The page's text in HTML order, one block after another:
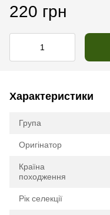
220 грн
Характеристики
Група
Оригінатор
Країна
походження
Рік селекції